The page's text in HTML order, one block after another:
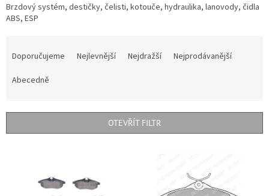
Brzdový systém, destičky, čelisti, kotouče, hydraulika, lanovody, čidla
ABS, ESP
r
Doporučujeme Nejlevnější Nejdražší
Nejprodávanější
Abecedně
OTEVŘÍT FILTR